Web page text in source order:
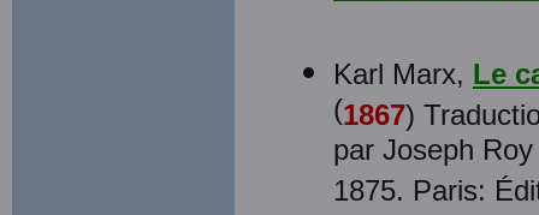
Karl Marx, Le
(1867)
par Joseph
1875. Paris: